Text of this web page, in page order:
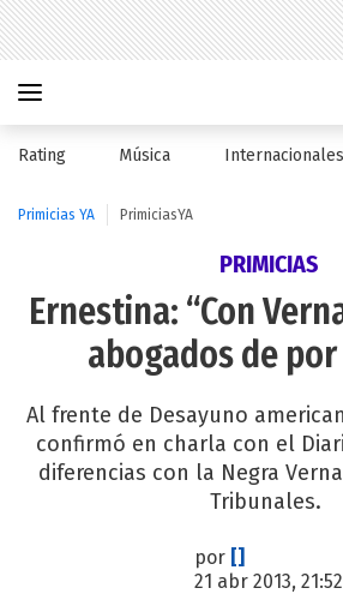
Rating Música Internacionales
Primicias YA PrimiciasYA
PRIMICIAS
Ernestina: “Con
abogados de
Al frente de Desayuno
confirmó en charla con el
diferencias con la Negra
Tribunales.
por []
21 abr 2013, 21:52